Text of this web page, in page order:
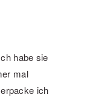
habe sie
mal
ich